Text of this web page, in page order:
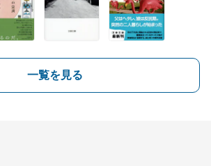
一覧を見る